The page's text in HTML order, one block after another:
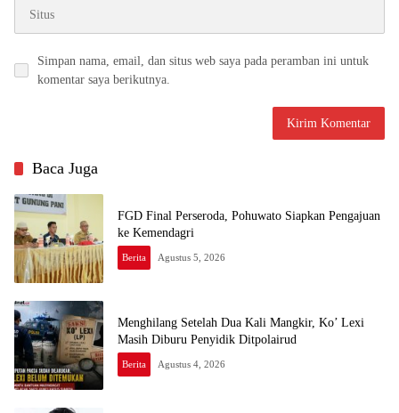
Simpan nama, email, dan situs web saya pada peramban ini untuk
komentar saya berikutnya.
Baca Juga
FGD Final Perseroda, Pohuwato Siapkan Pengajuan
ke Kemendagri
Berita Agustus 5, 2026
Menghilang Setelah Dua Kali Mangkir, Ko’ Lexi
Masih Diburu Penyidik Ditpolairud
Berita Agustus 4, 2026